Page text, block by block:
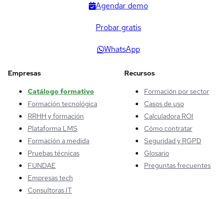
Agendar demo
Probar gratis
WhatsApp
Empresas
Catálogo formativo
Formación tecnológica
RRHH y formación
Plataforma LMS
Formación a medida
Pruebas técnicas
FUNDAE
Empresas tech
Consultoras IT
Recursos
Formación por sector
Casos de uso
Calculadora ROI
Cómo contratar
Seguridad y RGPD
Glosario
Preguntas frecuentes